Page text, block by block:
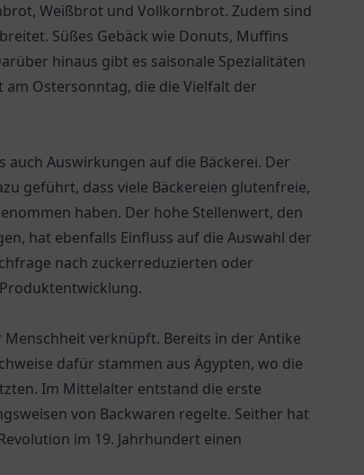
Weißbrot und Vollkornbrot. Zudem sind
Süßes Gebäck wie Donuts, Muffins
hinaus gibt es saisonale Spezialitäten
Ostersonntag, die die Vielfalt der
Auswirkungen auf die Bäckerei. Der
geführt, dass viele Bäckereien glutenfreie,
haben. Der hohe Stellenwert, den
hat ebenfalls Einfluss auf die Auswahl der
nach zuckerreduzierten oder
verknüpft. Bereits in der Antike
dafür stammen aus Ägypten, wo die
Im Mittelalter entstand die erste
von Backwaren regelte. Seither hat
im 19. Jahrhundert einen